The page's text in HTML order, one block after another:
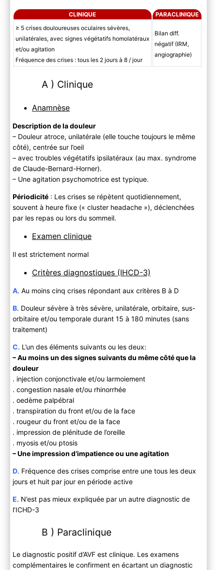
CLINIQUE
PARACLINIQUE
≥ 5 crises douloureuses oculaires sévères,
unilatérales, avec signes végétatifs homolatéraux
et/ou agitation
Fréquence des crises : tous les 2 jours à 8 / jour
Bilan diff.
négatif (IRM,
angiographie)
A ) Clinique
Anamnèse
Description de la douleur
– Douleur atroce, unilatérale (elle touche toujours le même
côté), centrée sur l’oeil
– avec troubles végétatifs ipsilatéraux (au max. syndrome
de Claude-Bernard-Horner).
– Une agitation psychomotrice est typique.
Périodicité: Les crises se répètent quotidiennement,
souvent à heure fixe (« cluster headache »), déclenchées
par les repas ou lors du sommeil.
Examen clinique
Il est strictement normal
Critères diagnostiques (IHCD-3)
A. Au moins cinq crises répondant aux critères B à D
B. Douleur sévère à très sévère, unilatérale, orbitaire, sus-
orbitaire et/ou temporale durant 15 à 180 minutes (sans
traitement)
C. L’un des éléments suivants ou les deux:
– Au moins un des signes suivants du même côté que la
douleur
. injection conjonctivale et/ou larmoiement
. congestion nasale et/ou rhinorrhée
. oedème palpébral
. transpiration du front et/ou de la face
. rougeur du front et/ou de la face
. impression de plénitude de l’oreille
. myosis et/ou ptosis
– Une impression d’impatience ou une agitation
D. Fréquence des crises comprise entre une tous les deux
jours et huit par jour en période active
E. N’est pas mieux expliquée par un autre diagnostic de
l’ICHD-3
B ) Paraclinique
Le diagnostic positif d’AVF est clinique. Les examens
complémentaires le confirment en écartant un diagnostic